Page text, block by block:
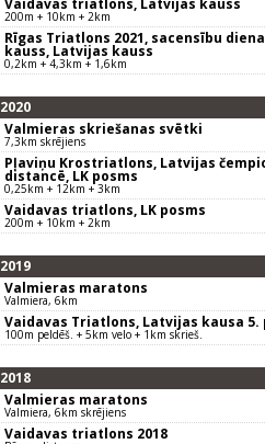
Vaidavas triatlons, Latvijas kauss
200m + 10km + 2km
Rīgas Triatlons 2021, sacensību
kauss, Latvijas kauss
0,2km + 4,3km + 1,6km
2020
Valmieras skriešanas svētki
7,3km skrējiens
Pļaviņu Krostriatlons, Latvijas
distancē, LK posms
0,25km + 12km + 3km
Vaidavas triatlons, LK posms
200m + 10km + 2km
2019
Valmieras maratons
Valmiera, 6km
Vaidavas Triatlons, Latvijas kausa 5.
100m peldēš. + 5km velo + 1km skrieš.
2018
Valmieras maratons
Valmiera, 6km skrējiens
Vaidavas triatlons 2018